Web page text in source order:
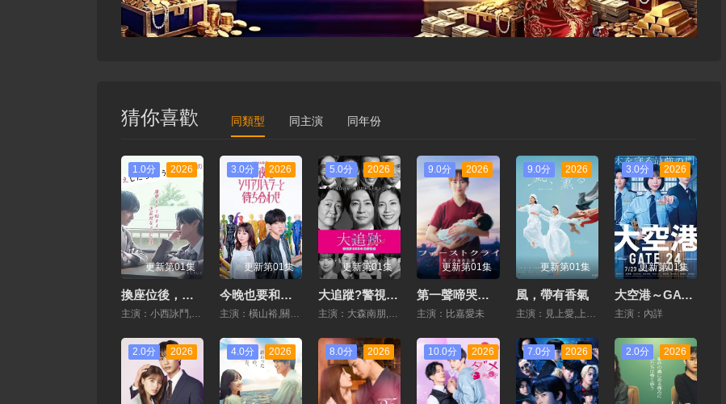
猜你喜歡 同類型 同主演 同年份
1.0分 2026
更新第01集
換座位後，發現身後的男生好像喜歡我
主演：小西詠鬥,元之介
3.0分 2026
更新第01集
今晚也要和連環殺手約會
主演：橫山裕,關水渚
5.0分 2026
更新第01集
大追蹤?警視廳SSBC強行犯係? 第二季
主演：大森南朋,相葉雅紀,鬆下奈緒
9.0分 2026
更新第01集
第一聲啼哭母子救命急救班
主演：比嘉愛未
9.0分 2026
更新第01集
風，帶有香氣
主演：見上愛,上阪樹裏,水野美紀,早阪美海,小林隆,小林虎之介,津崎史郎,岩瀬顕子,三浦貴大,根岸季衣,大島美幸,義達祐未,たくや,原田泰造,北村一輝,佐野晶哉,藤原季節,林裕太,阪東彌十郎,內田慈,小倉史也,片岡鶴太郎,鬆金米子,廣岡由裏子,春海四方,多部未華子,高島政宏,二田絢乃,中田青渚,井上向日葵,丸山禮,研直子,生田繪梨花,菊池亞希子,中井友望,木越明,原嶋凜,玄理,伊勢誌摩,古川雄大,阪口涼太郎,平野生成,森田甘路,貓背椿,飯尾和樹,若林時英,村上穂乃佳,東野絢香,大河原次郎,野添義弘,筒井道隆,仲
3.0分 2026
更新第01集
大空港～GATE24～
主演：內詳
2.0分 2026 4.0分 2026 8.0分 2026 10.0分 2026 7.0分 2026 2.0分 2026